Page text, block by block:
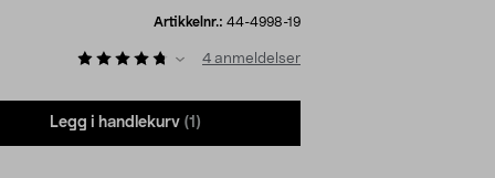
Artikkelnr.: 44-4998-19
4 anmeldelser
Legg i handlekurv (1)